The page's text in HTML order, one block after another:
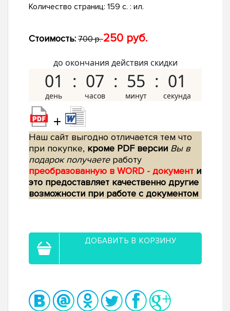
Количество страниц: 159 с. : ил.
Стоимость: 700 р.250 руб.
до окончания действия скидки
01 07 55 00
+
Наш сайт выгодно отличается тем что
при покупке, кроме PDF версии Вы в
подарок получаетеработу
преобразованную в WORD - документ и
это предоставляет качественно другие
возможности при работе с документом
ДОБАВИТЬ В КОРЗИНУ